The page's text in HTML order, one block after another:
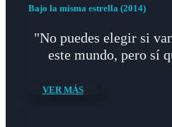
Bajo la misma estrella (2014)
"No puedes elegir si
este mundo, pero sí
VER MÁS